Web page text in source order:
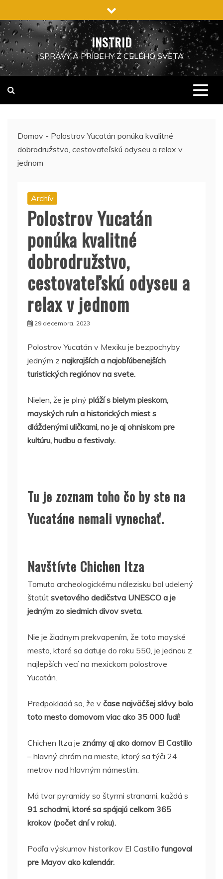
na
obsah
INSTRID
SPRÁVY A PRÍBEHY Z CELÉHO SVETA
Domov - Polostrov Yucatán ponúka kvalitné
dobrodružstvo, cestovateľskú odyseu a relax v
jednom
Archív
Polostrov Yucatán
ponúka kvalitné
dobrodružstvo,
cestovateľskú odyseu a
relax v jednom
29 decembra, 2023
Polostrov Yucatán v Mexiku je bezpochyby
jedným z najkrajších a najobľúbenejších
turistických regiónov na svete.
Nielen, že je plný pláží s bielym pieskom,
mayských ruín a historických miest s
dláždenými uličkami, no je aj ohniskom pre
kultúru, hudbu a festivaly.
Tu je zoznam toho čo by ste na
Yucatáne nemali vynechať.
Navštívte Chichen Itza
Tomuto archeologickému nálezisku bol udelený
štatút svetového dedičstva UNESCO a je
jedným zo siedmich divov sveta.
Nie je žiadnym prekvapením, že toto mayské
mesto, ktoré sa datuje do roku 550, je jednou z
najlepších vecí na mexickom polostrove
Yucatán.
Predpokladá sa, že v čase najväčšej slávy bolo
toto mesto domovom viac ako 35 000 ľudí!
Chichen Itza je známy aj ako domov El Castillo
– hlavný chrám na mieste, ktorý sa týči 24
metrov nad hlavným námestím.
Má tvar pyramídy so štyrmi stranami, každá s
91 schodmi, ktoré sa spájajú celkom 365
krokov (počet dní v roku).
Podľa výskumov historikov El Castillo fungoval
pre Mayov ako kalendár.